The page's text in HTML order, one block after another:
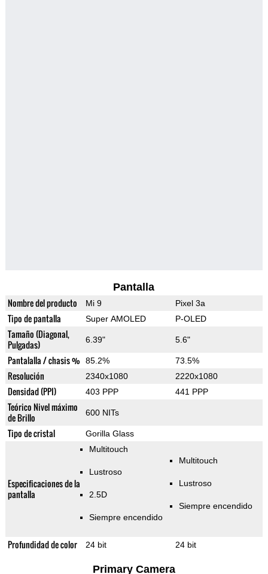
Pantalla
Nombre del producto Mi 9 Pixel 3a
Tipo de pantalla Super AMOLED P-OLED
Tamaño (Diagonal,
Pulgadas)
6.39" 5.6"
Pantalalla / chasis % 85.2% 73.5%
Resolución 2340x1080 2220x1080
Densidad (PPI) 403 PPP 441 PPP
Teórico Nivel máximo
de Brillo
600 NITs
Tipo de cristal Gorilla Glass
Especificaciones de la
pantalla
Multitouch
Lustroso
2.5D
Siempre encendido
Multitouch
Lustroso
Siempre encendido
Profundidad de color 24 bit 24 bit
Primary Camera